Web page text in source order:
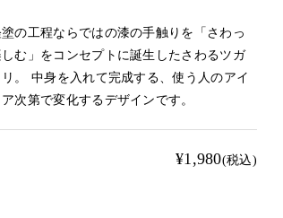
の工程ならではの漆の手触りを「さわっ
む」をコンセプトに誕生したさわるツガ
リ。 中身を入れて完成する、使う人のアイ
次第で変化するデザインです。
¥1,980(税込)